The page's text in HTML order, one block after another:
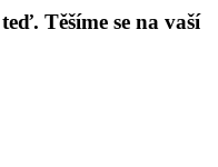
Těšíme se na vaší